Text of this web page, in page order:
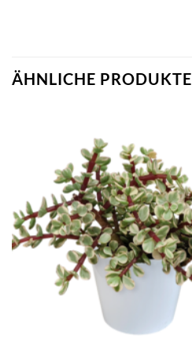
ÄHNLICHE PRODUKTE